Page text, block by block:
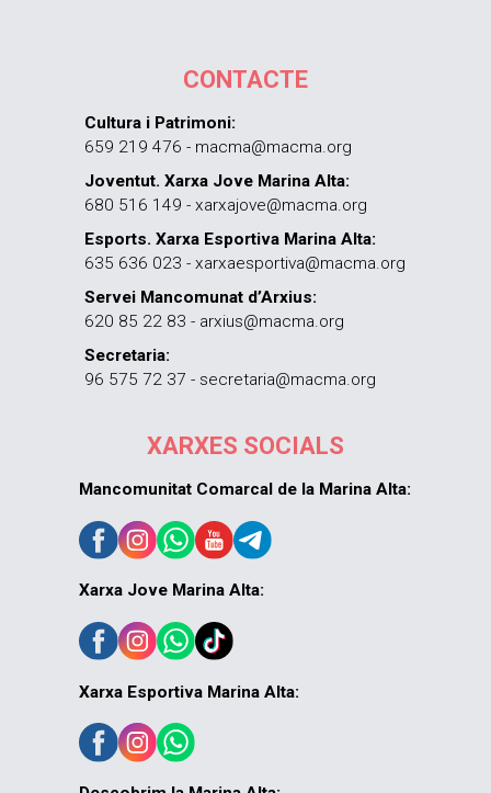
CONTACTE
Cultura i Patrimoni:
659 219 476 - macma@macma.org
Joventut. Xarxa Jove Marina Alta:
680 516 149 - xarxajove@macma.org
Esports. Xarxa Esportiva Marina Alta:
635 636 023 - xarxaesportiva@macma.org
Servei Mancomunat d’Arxius:
620 85 22 83 - arxius@macma.org
Secretaria:
96 575 72 37 - secretaria@macma.org
XARXES SOCIALS
Mancomunitat Comarcal de la Marina Alta:
Xarxa Jove Marina Alta:
Xarxa Esportiva Marina Alta: